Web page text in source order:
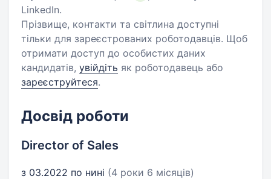
LinkedIn.
Прізвище, контакти та світлина доступні
тільки для зареєстрованих роботодавців. Щоб
отримати доступ до особистих даних
кандидатів, увійдіть як роботодавець або
зареєструйтеся.
Досвід роботи
Director of Sales
з 03.2022 по нині (4 роки 6 місяців)